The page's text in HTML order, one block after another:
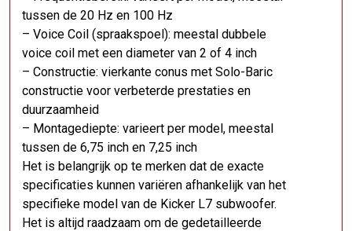
tussen de 20 Hz en 100 Hz
– Voice Coil (spraakspoel): meestal dubbele
voice coil met een diameter van 2 of 4 inch
– Constructie: vierkante conus met Solo-Baric
constructie voor verbeterde prestaties en
duurzaamheid
– Montagediepte: varieert per model, meestal
tussen de 6,75 inch en 7,25 inch
Het is belangrijk op te merken dat de exacte
specificaties kunnen variëren afhankelijk van het
specifieke model van de Kicker L7 subwoofer.
Het is altijd raadzaam om de gedetailleerde